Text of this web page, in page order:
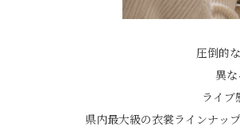
圧倒的
異
ライブ
県内最大級の衣裳ラインナッ